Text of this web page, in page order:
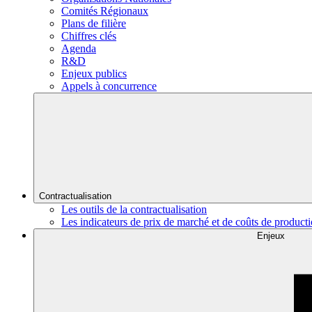
Comités Régionaux
Plans de filière
Chiffres clés
Agenda
R&D
Enjeux publics
Appels à concurrence
Contractualisation
Les outils de la contractualisation
Les indicateurs de prix de marché et de coûts de
Enjeux